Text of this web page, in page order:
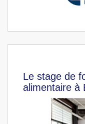
Le stage de
alimentaire à